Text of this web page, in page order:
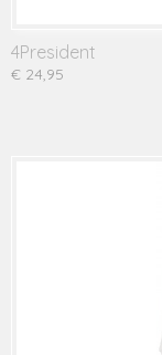
4President
€ 24,95